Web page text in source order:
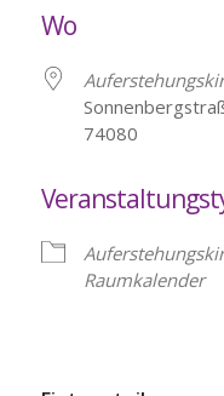
Wo
74080
Raumkalender